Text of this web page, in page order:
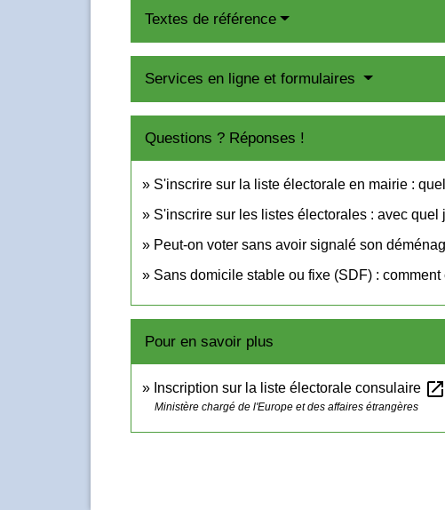
Textes de référence
Services en ligne et formulaires
Questions ? Réponses !
S'inscrire sur la liste électorale en mairie :
S'inscrire sur les listes électorales : avec quel
Peut-on voter sans avoir signalé son
Sans domicile stable ou fixe (SDF) :
Pour en savoir plus
Inscription sur la liste électorale consulaire open_in_new
Ministère chargé de l'Europe et des affaires étrangères